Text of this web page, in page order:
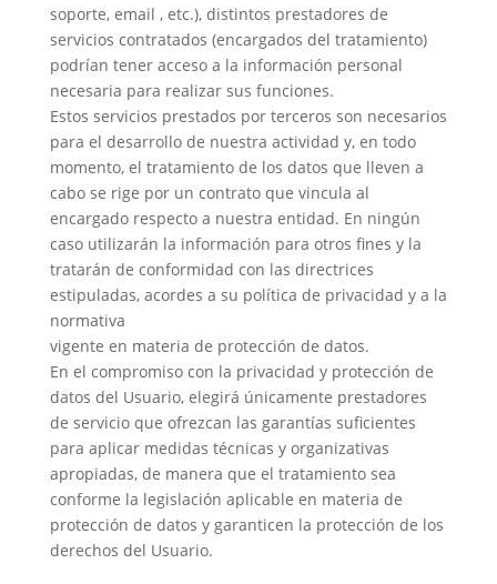
soporte, email , etc.), distintos prestadores de
servicios contratados (encargados del tratamiento)
podrían tener acceso a la información personal
necesaria para realizar sus funciones.
Estos servicios prestados por terceros son necesarios
para el desarrollo de nuestra actividad y, en todo
momento, el tratamiento de los datos que lleven a
cabo se rige por un contrato que vincula al
encargado respecto a nuestra entidad. En ningún
caso utilizarán la información para otros fines y la
tratarán de conformidad con las directrices
estipuladas, acordes a su política de privacidad y a la
normativa
vigente en materia de protección de datos.
En el compromiso con la privacidad y protección de
datos del Usuario, elegirá únicamente prestadores
de servicio que ofrezcan las garantías suficientes
para aplicar medidas técnicas y organizativas
apropiadas, de manera que el tratamiento sea
conforme la legislación aplicable en materia de
protección de datos y garanticen la protección de los
derechos del Usuario.